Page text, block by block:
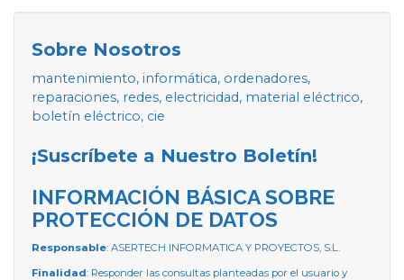
Sobre Nosotros
mantenimiento, informática, ordenadores,
reparaciones, redes, electricidad, material eléctrico,
boletín eléctrico, cie
¡Suscríbete a Nuestro Boletín!
INFORMACIÓN BÁSICA SOBRE
PROTECCIÓN DE DATOS
Responsable: ASERTECH INFORMATICA Y PROYECTOS, S.L.
Finalidad: Responder las consultas planteadas por el usuario y